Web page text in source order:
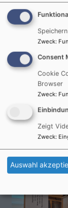
Landshut
So, 6.9. 10-11
Gottesdienst
Pfr. i.R. Dr.
Landshut
Zweck:
Consent
Cookie
Browser
Zweck:
Zeigt
Zweck:
Auswahl